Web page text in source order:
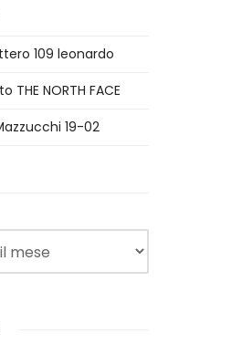
109 leonardo
THE NORTH FACE
19-02